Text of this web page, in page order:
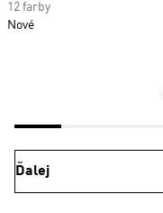
12 farby
Nové
Ďalej